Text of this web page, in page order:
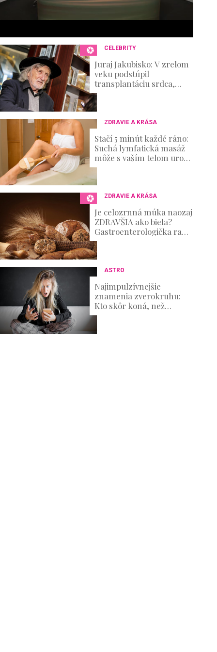
CELEBRITY
Juraj Jakubisko: V zrelom
veku podstúpil
transplantáciu srdca,
verejnosť netušila, že v
tichosti zvádza aj iný boj
ZDRAVIE A KRÁSA
Stačí 5 minút každé ráno:
Suchá lymfatická masáž
môže s vaším telom urobiť
hotové zázraky
ZDRAVIE A KRÁSA
Je celozrnná múka naozaj
ZDRAVŠIA ako biela?
Gastroenterologička radí,
ako z pečiva vyťažiť
maximum
ASTRO
Najimpulzívnejšie
znamenia zverokruhu:
Kto skôr koná, než
premýšľa nad